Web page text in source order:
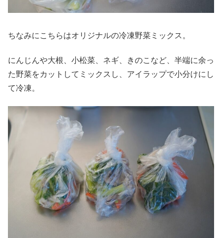
ちなみにこちらはオリジナルの冷凍野菜ミックス。
にんじんや大根、小松菜、ネギ、きのこなど、半端に余っ
た野菜をカットしてミックスし、アイラップで小分けにし
て冷凍。